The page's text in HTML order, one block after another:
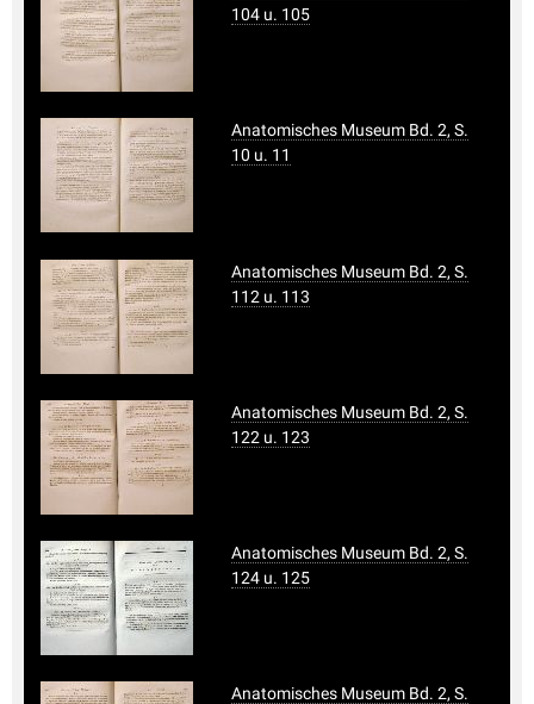
104 u. 105
Anatomisches Museum Bd. 2, S.
10 u. 11
Anatomisches Museum Bd. 2, S.
112 u. 113
Anatomisches Museum Bd. 2, S.
122 u. 123
Anatomisches Museum Bd. 2, S.
124 u. 125
Anatomisches Museum Bd. 2, S.